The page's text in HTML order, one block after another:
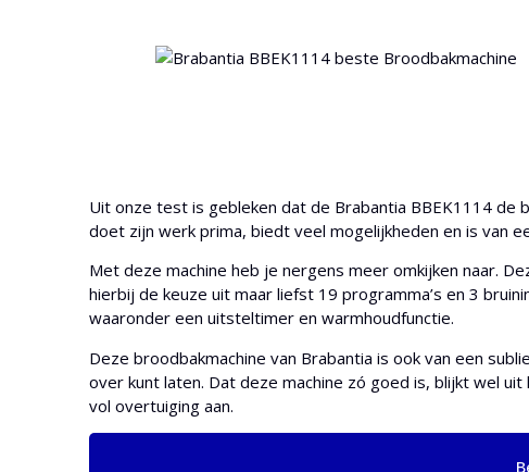
Uit onze test is gebleken dat de Brabantia BBEK1114 de
doet zijn werk prima, biedt veel mogelijkheden en is van
Met deze machine heb je nergens meer omkijken naar.
hierbij de keuze uit maar liefst 19 programma’s en 3
waaronder een uitsteltimer en warmhoudfunctie.
Deze broodbakmachine van Brabantia is ook van een
over kunt laten. Dat deze machine zó goed is, blijkt wel
vol overtuiging aan.